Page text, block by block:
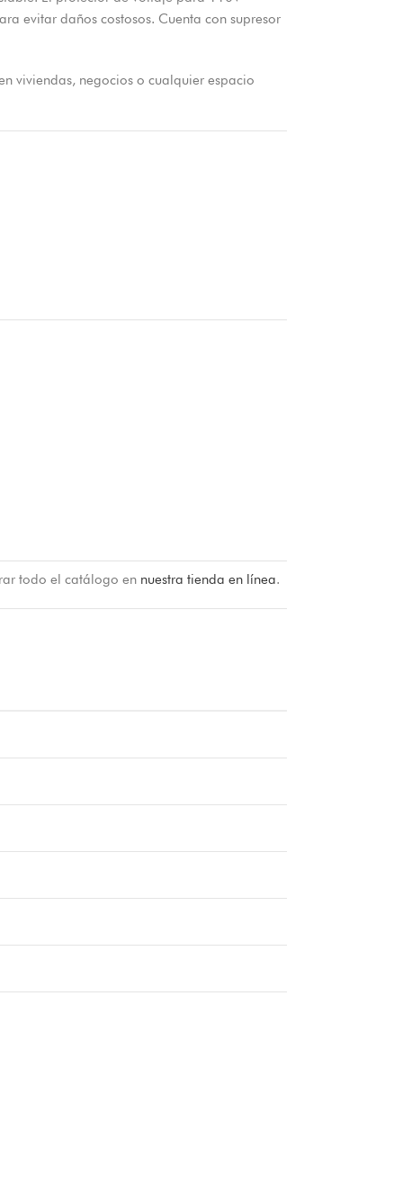
evitar daños costosos. Cuenta con supresor
viviendas, negocios o cualquier espacio
todo el catálogo en nuestra tienda en línea.